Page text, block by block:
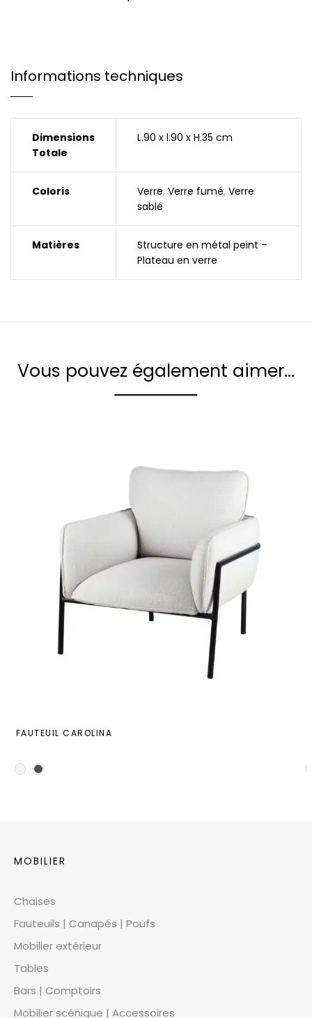
Informations techniques
Dimensions
Totale
L.90 x l.90 x H.35 cm
Coloris Verre, Verre fumé, Verre
sablé
Matières
Structure en métal peint –
Plateau en verre
Vous pouvez également aimer…
FAUTEUIL CAROLINA
MOBILIER
Chaises
Fauteuils | Canapés | Poufs
Mobilier extérieur
Tables
Bars | Comptoirs
Mobilier scénique | Accessoires